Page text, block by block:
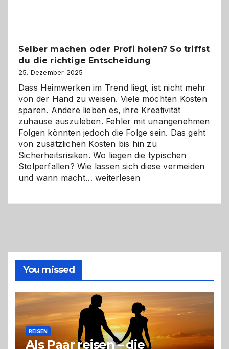
Herausforderungen
und
Zukunft
Selber machen oder Profi holen? So triffst
du die richtige Entscheidung
25. Dezember 2025
Dass Heimwerken im Trend liegt, ist nicht mehr
von der Hand zu weisen. Viele möchten Kosten
sparen. Andere lieben es, ihre Kreativität
zuhause auszuleben. Fehler mit unangenehmen
Folgen könnten jedoch die Folge sein. Das geht
von zusätzlichen Kosten bis hin zu
Sicherheitsrisiken. Wo liegen die typischen
Stolperfallen? Wie lassen sich diese vermeiden
und wann macht…Selber
richtige
Entscheidung
weiterlesen
You missed
REISEN
Als Paar reisen – die